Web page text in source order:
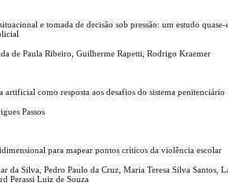
e tomada de decisão sob pressão: um estudo
de Paula Ribeiro, Guilherme Rapetti, Rodrigo Kraemer
artificial como resposta aos desafios do sistema penitenciário
Passos
para mapear pontos críticos da violência escolar
da Silva, Pedro Paulo da Cruz, Maria Teresa Silva Santos,
Perassi Luiz de Souza